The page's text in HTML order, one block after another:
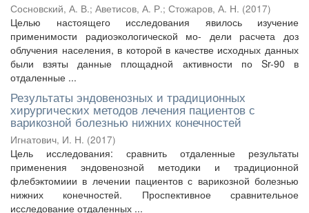
Сосновский, А. В.; Аветисов, А. Р.; Стожаров, А. Н. (2017)
Целью настоящего исследования явилось изучение
применимости радиоэкологической мо- дели расчета доз
облучения населения, в которой в качестве исходных данных
были взяты данные площадной активности по Sr-90 в
отдаленные ...
Результаты эндовенозных и традиционных
хирургических методов лечения пациентов с
варикозной болезнью нижних конечностей
Игнатович, И. Н. (2017)
Цель исследования: сравнить отдаленные результаты
применения эндовенозной методики и традиционной
флебэктомиии в лечении пациентов с варикозной болезнью
нижних конечностей. Проспективное сравнительное
исследование отдаленных ...